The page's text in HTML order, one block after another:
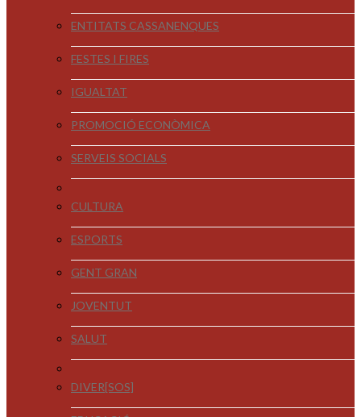
ENTITATS CASSANENQUES
FESTES I FIRES
IGUALTAT
PROMOCIÓ ECONÒMICA
SERVEIS SOCIALS
CULTURA
ESPORTS
GENT GRAN
JOVENTUT
SALUT
DIVER[SOS]